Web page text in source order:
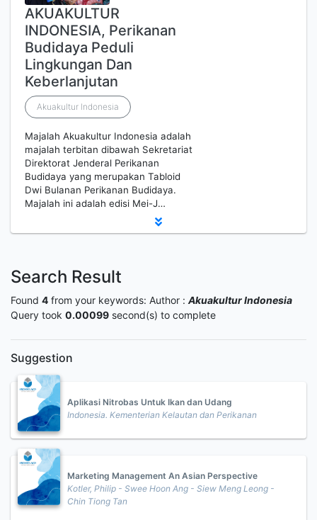
AKUAKULTUR
INDONESIA, Perikanan
Budidaya Peduli
Lingkungan Dan
Keberlanjutan
Akuakultur Indonesia
Majalah Akuakultur Indonesia adalah
majalah terbitan dibawah Sekretariat
Direktorat Jenderal Perikanan
Budidaya yang merupakan Tabloid
Dwi Bulanan Perikanan Budidaya.
Majalah ini adalah edisi Mei-J…
Search Result
Found 4 from your keywords: Author : Akuakultur Indonesia
Query took 0.00099 second(s) to complete
Suggestion
Aplikasi Nitrobas Untuk Ikan dan Udang
Indonesia. Kementerian Kelautan dan Perikanan
Marketing Management An Asian Perspective
Kotler, Philip - Swee Hoon Ang - Siew Meng Leong -
Chin Tiong Tan